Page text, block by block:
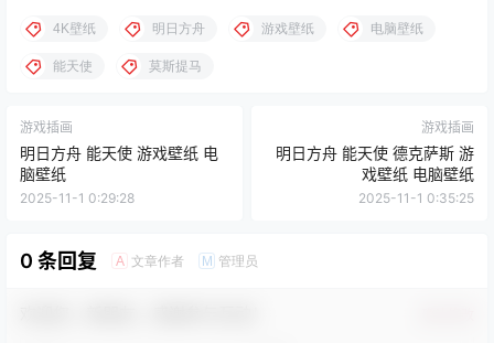
4K壁纸 明日方舟 游戏壁纸 电脑壁纸
能天使 莫斯提马
游戏插画
明日方舟 能天使 游戏壁纸 电
脑壁纸
2025-11-1 0:29:28
游戏插画
明日方舟 能天使 德克萨斯 游
戏壁纸 电脑壁纸
2025-11-1 0:35:25
0 条回复 A 文章作者 M 管理员